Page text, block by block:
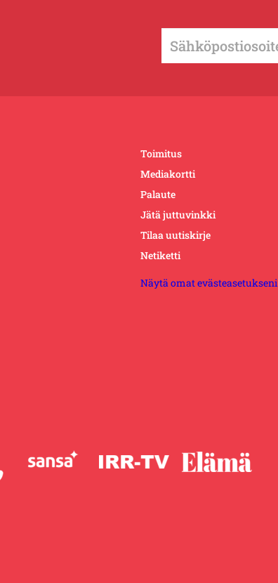
Toimitus
Mediakortti
Palaute
Jätä juttuvinkki
Tilaa uutiskirje
Netiketti
Näytä omat evästeasetukseni